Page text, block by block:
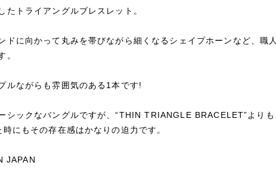
たトライアングルブレスレット。
ドに向かって丸みを帯びながら細くなるシェイプホーンなど、職人
。
ルながらも雰囲気のある1本です!
シックなバングルですが、“THIN TRIANGLE BRACELET”よりも
にもその存在感はかなりの迫力です。